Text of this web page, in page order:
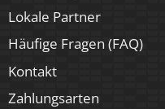
Lokale Partner
Häufige Fragen (FAQ)
Kontakt
Zahlungsarten